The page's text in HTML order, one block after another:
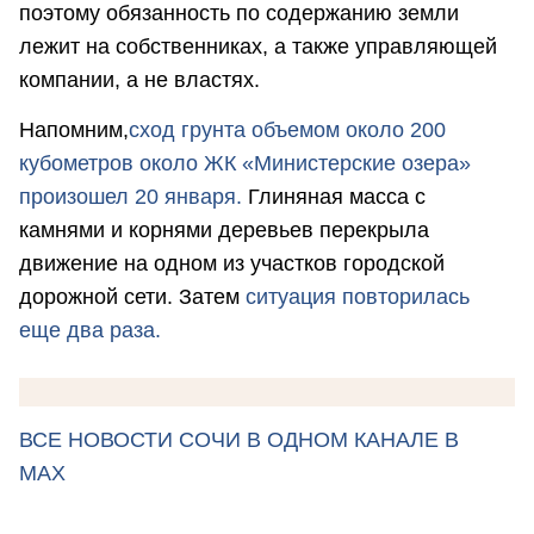
поэтому обязанность по содержанию земли
лежит на собственниках, а также управляющей
компании, а не властях.
Напомним,сход грунта объемом около 200
кубометров около ЖК «Министерские озера»
произошел 20 января. Глиняная масса с
камнями и корнями деревьев перекрыла
движение на одном из участков городской
дорожной сети. Затем ситуация повторилась
еще два раза.
ВСЕ НОВОСТИ СОЧИ В ОДНОМ КАНАЛЕ В
MAX